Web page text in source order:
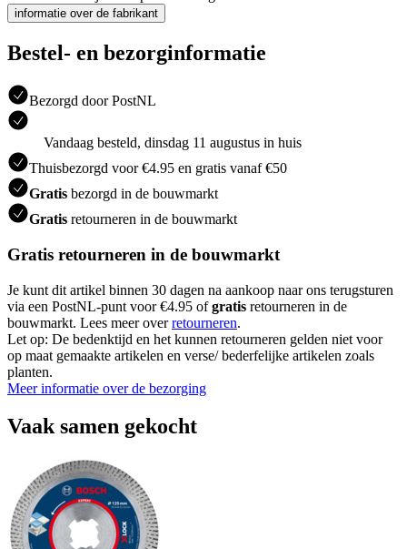
informatie over de fabrikant
Bestel- en bezorginformatie
Bezorgd door PostNL
Vandaag besteld, dinsdag 11 augustus in huis
Thuisbezorgd voor €4.95 en gratis vanaf €50
Gratis bezorgd in de bouwmarkt
Gratis retourneren in de bouwmarkt
Gratis retourneren in de bouwmarkt
Je kunt dit artikel binnen 30 dagen na aankoop naar ons terugsturen
via een PostNL-punt voor €4.95 ofgratis retourneren in de
bouwmarkt. Lees meer overretourneren.
Let op: De bedenktijd en het kunnen retourneren gelden niet voor
op maat gemaakte artikelen en verse/ bederfelijke artikelen zoals
planten.
Meer informatie over de bezorging
Vaak samen gekocht